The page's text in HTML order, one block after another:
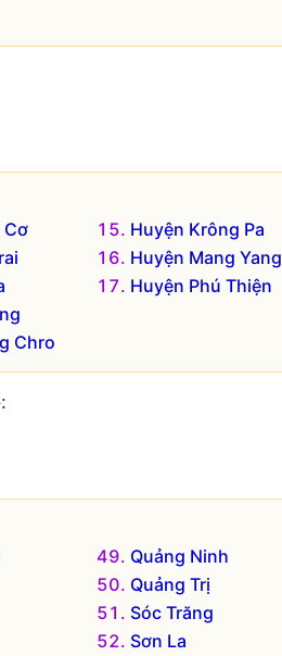
Chro
Huyện Krông Pa
Huyện Mang Yang
Huyện Phú Thiện
Quảng Ninh
Quảng Trị
Sóc Trăng
Sơn La